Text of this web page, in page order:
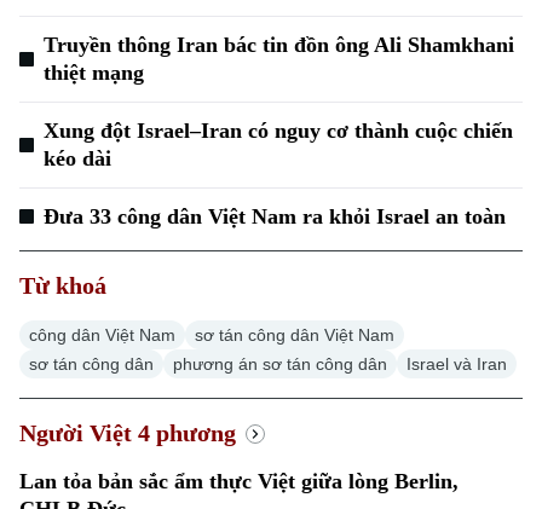
Truyền thông Iran bác tin đồn ông Ali Shamkhani
thiệt mạng
Xung đột Israel–Iran có nguy cơ thành cuộc chiến
kéo dài
Đưa 33 công dân Việt Nam ra khỏi Israel an toàn
Từ khoá
công dân Việt Nam
sơ tán công dân Việt Nam
sơ tán công dân
phương án sơ tán công dân Israel và Iran
Người Việt 4 phương
Lan tỏa bản sắc ẩm thực Việt giữa lòng Berlin,